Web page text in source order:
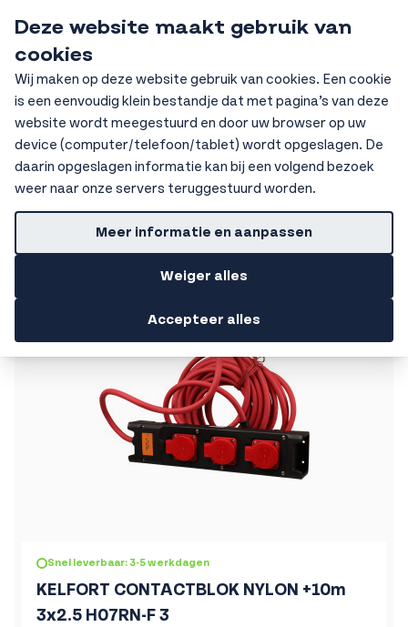
Deze website maakt gebruik van
cookies
Wij maken op deze website gebruik van cookies. Een cookie
is een eenvoudig klein bestandje dat met pagina’s van deze
website wordt meegestuurd en door uw browser op uw
device (computer/telefoon/tablet) wordt opgeslagen. De
daarin opgeslagen informatie kan bij een volgend bezoek
weer naar onze servers teruggestuurd worden.
Meer informatie en aanpassen
Weiger alles
Accepteer alles
HKV Ochten
Getoonde prijzen zijn excl. BTW
CEE verdeelblokken
Filters
Snel leverbaar: 3-5 werkdagen
KELFORT CONTACTBLOK NYLON +10m
3x2.5 H07RN-F 3